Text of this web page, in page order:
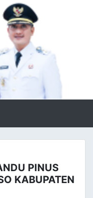
PINUS
KABUPATEN